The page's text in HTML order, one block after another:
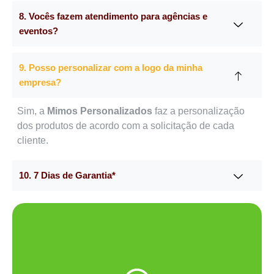
8. Vocês fazem atendimento para agências e
eventos?
9. Posso personalizar com a logo da minha
empresa?
Sim, a Mimos Personalizados faz a personalização
dos produtos de acordo com a solicitação de cada
cliente.
10. 7 Dias de Garantia*